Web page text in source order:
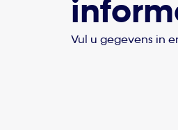
Vul u gegevens in